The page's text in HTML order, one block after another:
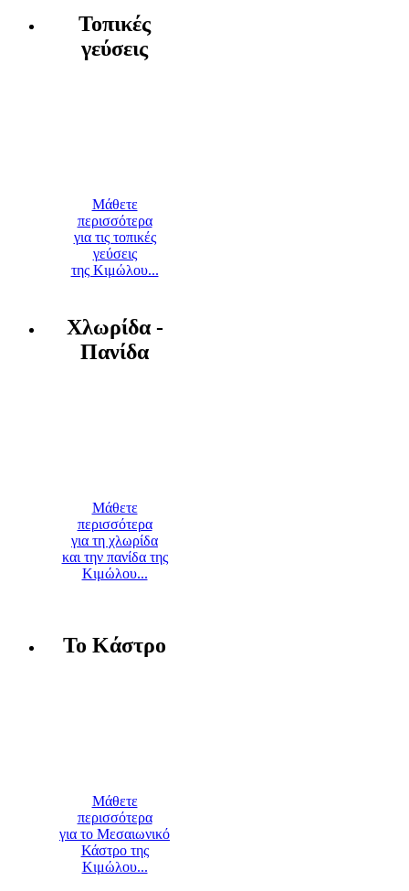
Τοπικές
γεύσεις
Μάθετε
περισσότερα
για τις τοπικές
γεύσεις
της Κιμώλου...
Χλωρίδα -
Πανίδα
Μάθετε
περισσότερα
για τη χλωρίδα
και την πανίδα της
Κιμώλου...
Το Κάστρο
Μάθετε
περισσότερα
για το Μεσαιωνικό
Κάστρο της
Κιμώλου...